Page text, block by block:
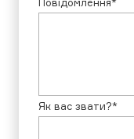
Як вас звати?*